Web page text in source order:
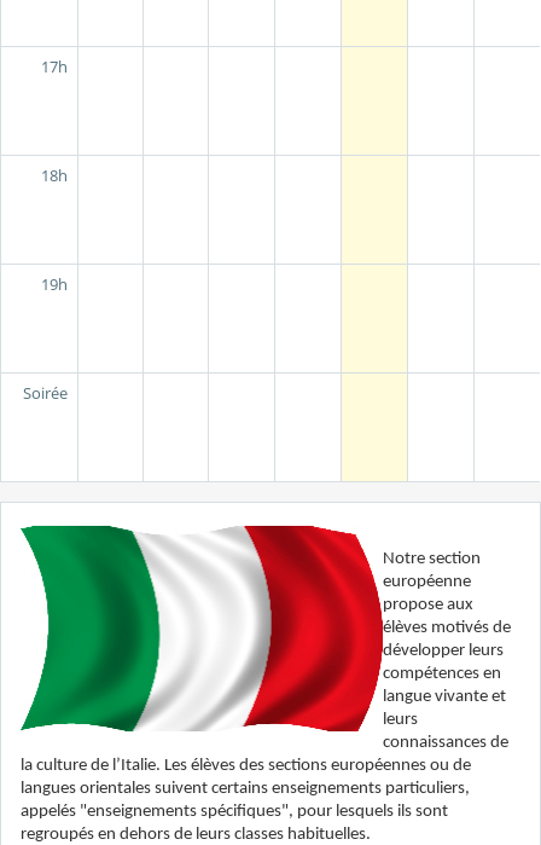
17h
18h
19h
Soirée
Notre section
européenne
propose aux
élèves motivés de
développer leurs
compétences en
langue vivante et
leurs
connaissances de
la culture de l’Italie. Les élèves des sections européennes ou de
langues orientales suivent certains enseignements particuliers,
appelés "enseignements spécifiques", pour lesquels ils sont
regroupés en dehors de leurs classes habituelles.